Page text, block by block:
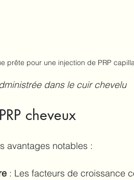
prête pour une injection de PRP
dans le cuir chevelu
cheveux
avantages notables :
: Les facteurs de croissance